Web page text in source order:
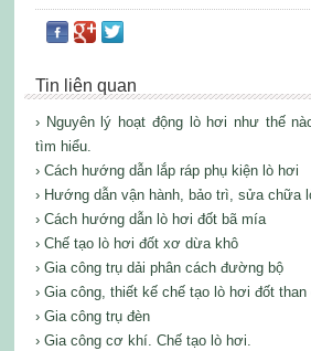
Tin liên quan
› Nguyên lý hoạt động lò hơi như thế
tìm hiểu.
› Cách hướng dẫn lắp ráp phụ kiện lò hơi
› Hướng dẫn vận hành, bảo trì, sửa chữa
› Cách hướng dẫn lò hơi đốt bã mía
› Chế tạo lò hơi đốt xơ dừa khô
› Gia công trụ dải phân cách đường bộ
› Gia công, thiết kế chế tạo lò hơi đốt than
› Gia công trụ đèn
› Gia công cơ khí. Chế tạo lò hơi.